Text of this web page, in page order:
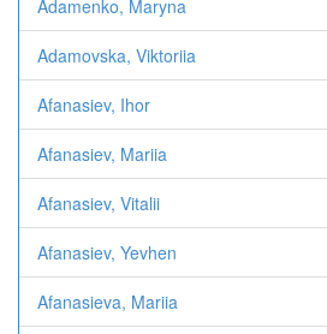
Adamenko, Maryna
Adamovska, Viktoriia
Afanasiev, Ihor
Afanasiev, Mariia
Afanasiev, Vitalii
Afanasiev, Yevhen
Afanasieva, Mariia